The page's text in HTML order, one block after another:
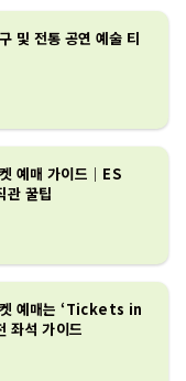
전통 공연 예술 티
예매 가이드｜ES
꿀팁
켓 예매는 ‘Tickets in
좌석 가이드